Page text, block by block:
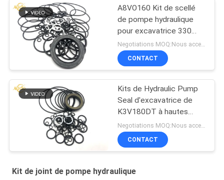
A8VO160 Kit de scellé
de pompe hydraulique
pour excavatrice 330
330B Haute qualité
Negotiations MOQ:Nous acceptons la commande à l'essai
CONTACT
Kits de Hydraulic Pump
Seal d'excavatrice de
K3V180DT à hautes
températures et à haute
pression
Negotiations MOQ:Nous acceptons la commande à l'essai
CONTACT
Kit de joint de pompe hydraulique